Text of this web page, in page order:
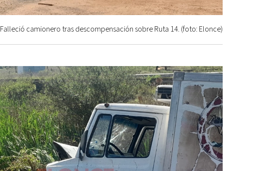
Falleció camionero tras descompensación sobre Ruta 14. (foto: Elonce)